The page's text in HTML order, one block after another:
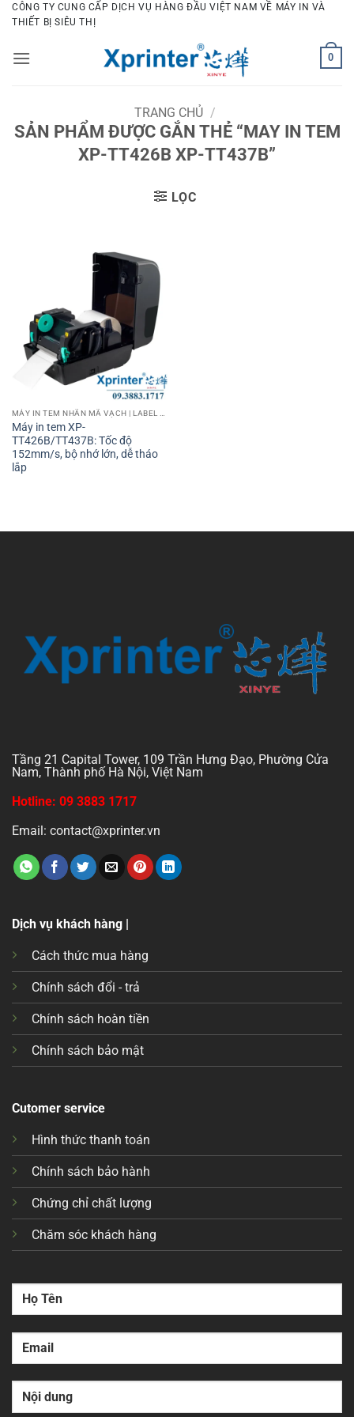
Bỏ
qua
dung
CÔNG TY CUNG CẤP DỊCH VỤ HÀNG ĐẦU VIỆT NAM VỀ MÁY IN VÀ
THIẾT BỊ SIÊU THỊ
0
TRANG CHỦ /
SẢN PHẨM ĐƯỢC GẮN THẺ “MAY IN TEM
XP-TT426B XP-TT437B”
LỌC
Máy in tem XP-
TT426B/TT437B: Tốc độ
152mm/s, bộ nhớ lớn, dễ tháo
lắp
Tầng 21 Capital Tower, 109 Trần Hưng Đạo, Phường Cửa
Nam, Thành phố Hà Nội, Việt Nam
Hotline: 09 3883 1717
Email: contact@xprinter.vn
Dịch vụ khách hàng |
Cách thức mua hàng
Chính sách đổi - trả
Chính sách hoàn tiền
Chính sách bảo mật
Cutomer service
Hình thức thanh toán
Chính sách bảo hành
Chứng chỉ chất lượng
Chăm sóc khách hàng